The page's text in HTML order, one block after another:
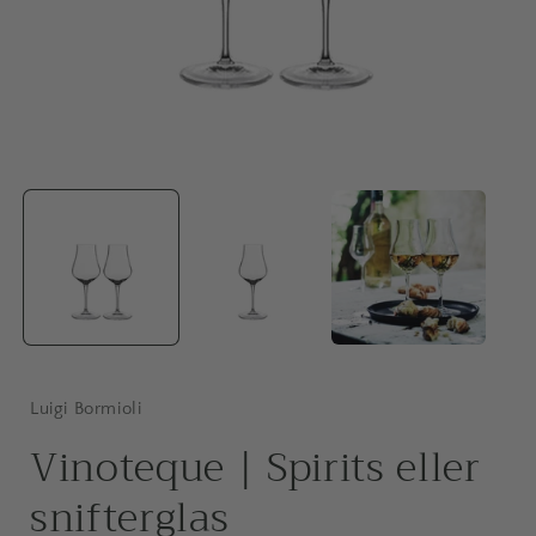
mediet
Luigi Bormioli
Vinoteque | Spirits eller
snifterglas